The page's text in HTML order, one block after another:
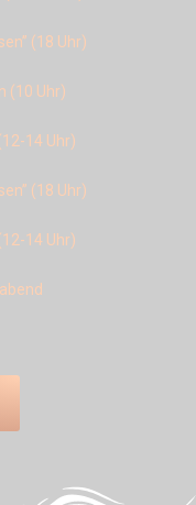
(18 Uhr)
(10 Uhr)
14 Uhr)
(18 Uhr)
14 Uhr)